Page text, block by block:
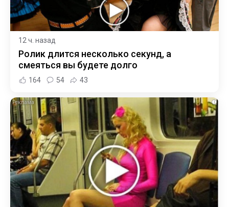
12 ч. назад
Ролик длится несколько секунд, а
смеяться вы будете долго
164 54 43
i